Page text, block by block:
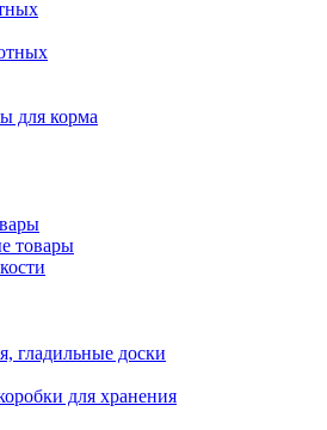
для корма
товары
гладильные доски
для хранения